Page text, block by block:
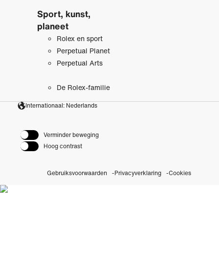
Sport, kunst,
planeet
Rolex en sport
Perpetual Planet
Perpetual Arts
De Rolex-familie
Internationaal: Nederlands
Verminder beweging
Hoog contrast
Gebruiksvoorwaarden Privacyverklaring Cookies